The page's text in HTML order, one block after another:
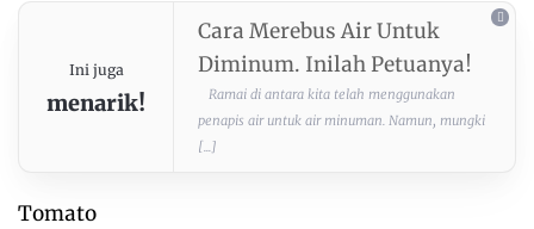
Ini juga
menarik!
Cara Merebus Air Untuk
Diminum. Inilah Petuanya!
Ramai di antara kita telah menggunakan
penapis air untuk air minuman. Namun, mungki
[...]
Tomato